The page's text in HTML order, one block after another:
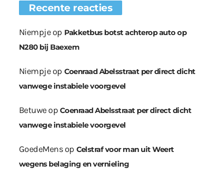
Recente reacties
Niempjeop Pakketbus botst achterop auto op
N280 bij Baexem
Niempjeop Coenraad Abelsstraat per direct dicht
vanwege instabiele voorgevel
Betuweop Coenraad Abelsstraat per direct dicht
vanwege instabiele voorgevel
GoedeMensop Celstraf voor man uit Weert
wegens belaging en vernieling